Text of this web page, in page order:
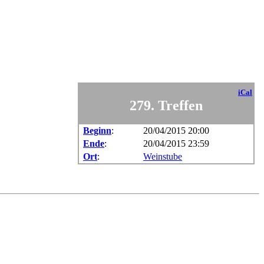
iCal
279. Treffen
Beginn:
20/04/2015 20:00
Ende:
20/04/2015 23:59
Ort: Weinstube